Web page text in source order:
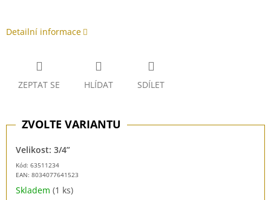
Detailní informace
ZEPTAT SE HLÍDAT SDÍLET
Kód: 63511234
EAN: 8034077641523
Velikost: 3/4”
Skladem (1 ks)